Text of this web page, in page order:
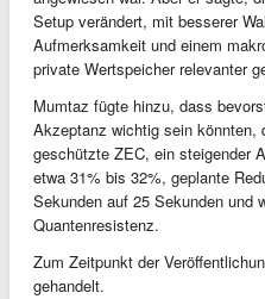
Setup verändert, mit besserer
Aufmerksamkeit und einem
private Wertspeicher relevanter
Mumtaz fügte hinzu, dass
Akzeptanz wichtig sein könnten,
geschützte ZEC, ein steigender
etwa 31% bis 32%, geplante
Sekunden auf 25 Sekunden und
Quantenresistenz.
Zum Zeitpunkt der
gehandelt.